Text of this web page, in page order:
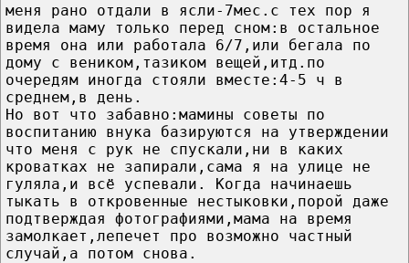
меня рано отдали в ясли-7мес.с тех пор я
видела маму только перед сном:в остальное
время она или работала 6/7,или бегала по
дому с веником,тазиком вещей,итд.по
очередям иногда стояли вместе:4-5 ч в
среднем,в день.
Но вот что забавно:мамины советы по
воспитанию внука базируются на утверждении
что меня с рук не спускали,ни в каких
кроватках не запирали,сама я на улице не
гуляла,и всё успевали. Когда начинаешь
тыкать в откровенные нестыковки,порой даже
подтверждая фотографиями,мама на время
замолкает,лепечет про возможно частный
случай,а потом снова.